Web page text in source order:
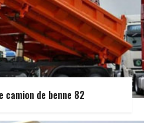
camion de benne 82